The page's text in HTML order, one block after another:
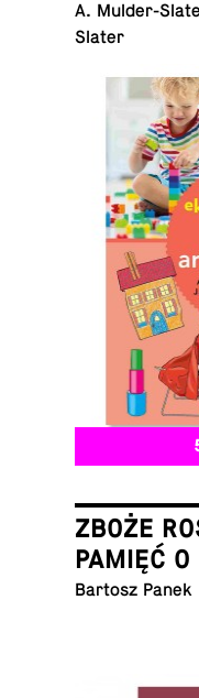
A. Mul­der-
Slater
ZBOŻE
PAMIĘĆ O
Bartosz Panek